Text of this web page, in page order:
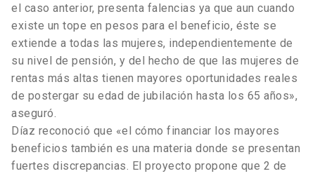
el caso anterior, presenta falencias ya que aun cuando
existe un tope en pesos para el beneficio, éste se
extiende a todas las mujeres, independientemente de
su nivel de pensión, y del hecho de que las mujeres de
rentas más altas tienen mayores oportunidades reales
de postergar su edad de jubilación hasta los 65 años»,
aseguró.
Díaz reconoció que «el cómo financiar los mayores
beneficios también es una materia donde se presentan
fuertes discrepancias. El proyecto propone que 2 de